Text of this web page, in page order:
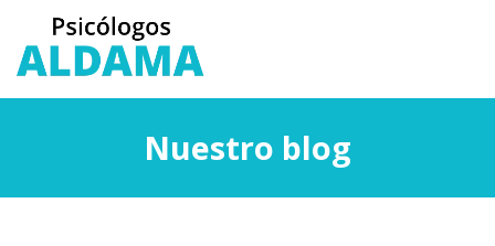
contenido
principal
barra
Nuestro blog